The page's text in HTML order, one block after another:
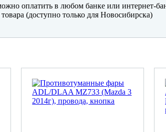
оплатить в любом банке или интернет-
(доступно только для Новосибирска)